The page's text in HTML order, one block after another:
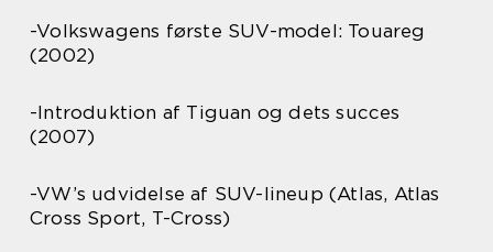
-Volkswagens første SUV-model: Touareg
(2002)
-Introduktion af Tiguan og dets succes
(2007)
-VW’s udvidelse af SUV-lineup (Atlas, Atlas
Cross Sport, T-Cross)